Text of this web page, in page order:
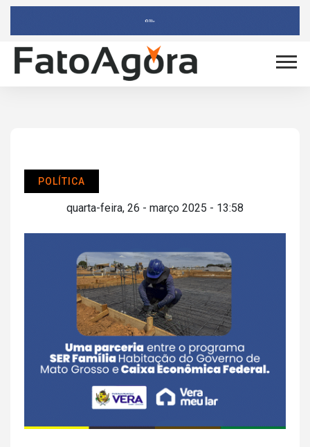
POLÍTICA
quarta-feira, 26 - março 2025 - 13:58